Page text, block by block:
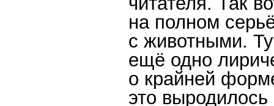
на полном
с животными.
ещё одно
о крайней
это